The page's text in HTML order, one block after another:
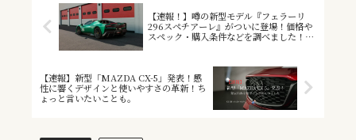
【速報！】噂の新型モデル『フェラーリ
296スペチアーレ』がついに登場！価格や
スペック・購入条件などを調べました！
【速報】新型「MAZDA CX-5」発表！感
性に響くデザインと使いやすさの革新！ち
ょっと言いたいことも。